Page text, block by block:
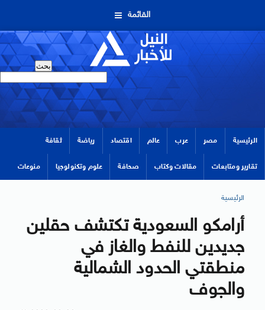
القائمة
الرئيسية مصر عرب عالم اقتصاد رياضة ثقافة
تقارير ومتابعات مقالات وكتاب صحافة علوم وتكنولوجيا منوعات
الرئيسية
أرامكو السعودية تكتشف حقلين
جديدين للنفط والغاز في
منطقتي الحدود الشمالية
والجوف